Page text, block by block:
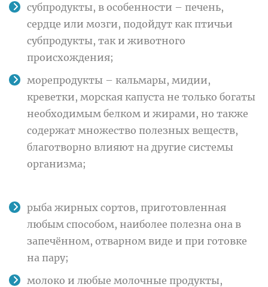
субпродукты, в особенности – печень,
сердце или мозги, подойдут как птичьи
субпродукты, так и животного
происхождения;
морепродукты – кальмары, мидии,
креветки, морская капуста не только богаты
необходимым белком и жирами, но также
содержат множество полезных веществ,
благотворно влияют на другие системы
организма;
рыба жирных сортов, приготовленная
любым способом, наиболее полезна она в
запечённом, отварном виде и при готовке
на пару;
молоко и любые молочные продукты,